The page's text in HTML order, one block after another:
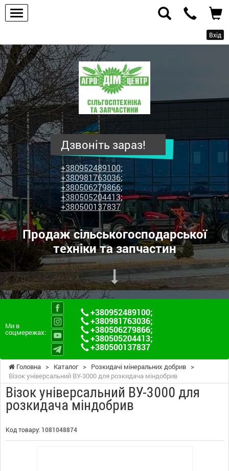
Вхід
ПП
"Агродім-
центр"
-
продаж
сільськогосподарської
техніки
та
запчастин
Дзвоніть зараз!
+380952489100;
+380981763036;
+380506279866;
+380505204413;
+380500137837
Продаж сільськогосподарської
техніки та запчастин
Ми в
соцмережах:
+380952489100;
+380981763036;
+380506279866;
+380505204413;
+380500137837
Головна > Каталог > Розкидачі мінеральних добрив >
Візок універсальний ВУ-3000 для розкидача міндобрив
Візок універсальний ВУ-3000 для
розкидача міндобрив
Код товару: 1081048874